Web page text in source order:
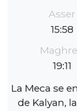
Asser
15:58
19:11
La Meca se
de Kalyan,